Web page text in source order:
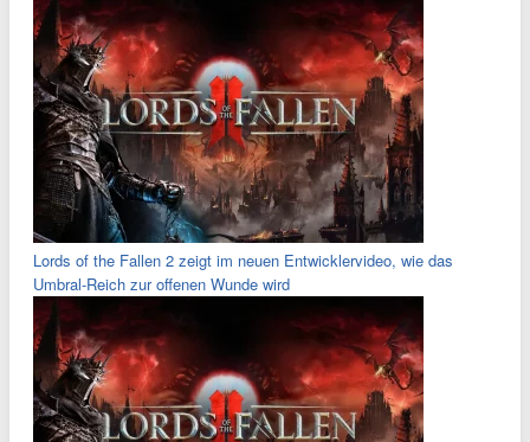
Lords of the Fallen 2 zeigt im neuen Entwicklervideo, wie das
Umbral-Reich zur offenen Wunde wird